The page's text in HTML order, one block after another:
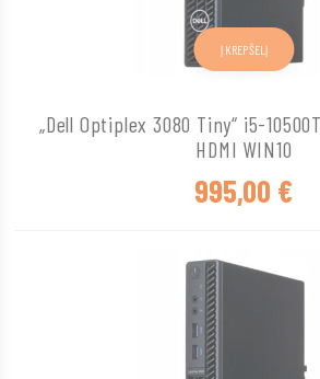
„Dell Optiplex 3080 Tiny“ i5-
HDMI WIN10
995,00 €
Į KREPŠELĮ